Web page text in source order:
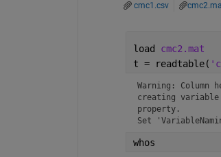
cmc1.csv
load cmc2.mat
t = readtable(
Warning: Column
creating variable
property.
Set
whos